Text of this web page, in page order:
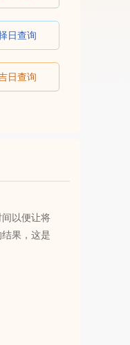
日查询
日查询
以便让将
果，这是